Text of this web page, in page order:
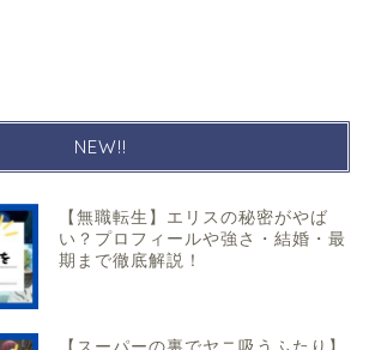
NEW!!
【無職転生】エリスの秘密がやば
い？プロフィールや強さ・結婚・最
期まで徹底解説！